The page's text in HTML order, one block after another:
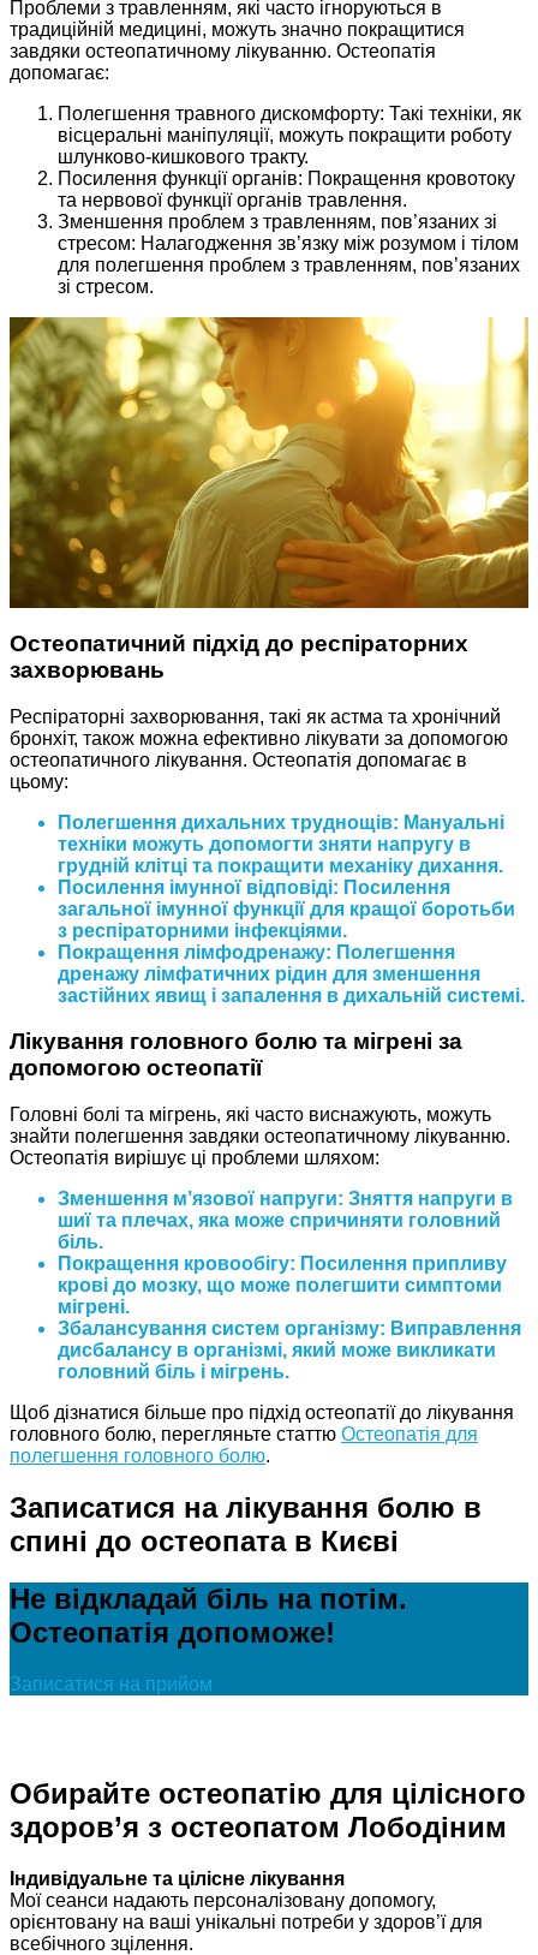
Проблеми з травленням, які часто ігноруються в
традиційній медицині, можуть значно покращитися
завдяки остеопатичному лікуванню. Остеопатія
допомагає:
Полегшення травного дискомфорту: Такі техніки, як
вісцеральні маніпуляції, можуть покращити роботу
шлунково-кишкового тракту.
Посилення функції органів: Покращення кровотоку
та нервової функції органів травлення.
Зменшення проблем з травленням, пов’язаних зі
стресом: Налагодження зв’язку між розумом і тілом
для полегшення проблем з травленням, пов’язаних
зі стресом.
Остеопатичний підхід до респіраторних
захворювань
Респіраторні захворювання, такі як астма та хронічний
бронхіт, також можна ефективно лікувати за допомогою
остеопатичного лікування. Остеопатія допомагає в
цьому:
Полегшення дихальних труднощів: Мануальні
техніки можуть допомогти зняти напругу в
грудній клітці та покращити механіку дихання.
Посилення імунної відповіді: Посилення
загальної імунної функції для кращої боротьби
з респіраторними інфекціями.
Покращення лімфодренажу: Полегшення
дренажу лімфатичних рідин для зменшення
застійних явищ і запалення в дихальній системі.
Лікування головного болю та мігрені за
допомогою остеопатії
Головні болі та мігрень, які часто виснажують, можуть
знайти полегшення завдяки остеопатичному лікуванню.
Остеопатія вирішує ці проблеми шляхом:
Зменшення м’язової напруги: Зняття напруги в
шиї та плечах, яка може спричиняти головний
біль.
Покращення кровообігу: Посилення припливу
крові до мозку, що може полегшити симптоми
мігрені.
Збалансування систем організму: Виправлення
дисбалансу в організмі, який може викликати
головний біль і мігрень.
Щоб дізнатися більше про підхід остеопатії до лікування
головного болю, перегляньте статтю Остеопатія для
полегшення головного болю.
Записатися на лікування болю в
спині до остеопата в Києві
Не відкладай біль на потім.
Остеопатія допоможе!
Записатися на прийом
Обирайте остеопатію для цілісного
здоров’я з остеопатом Лободіним
Індивідуальне та цілісне лікування
Мої сеанси надають персоналізовану допомогу,
орієнтовану на ваші унікальні потреби у здоров’ї для
всебічного зцілення.